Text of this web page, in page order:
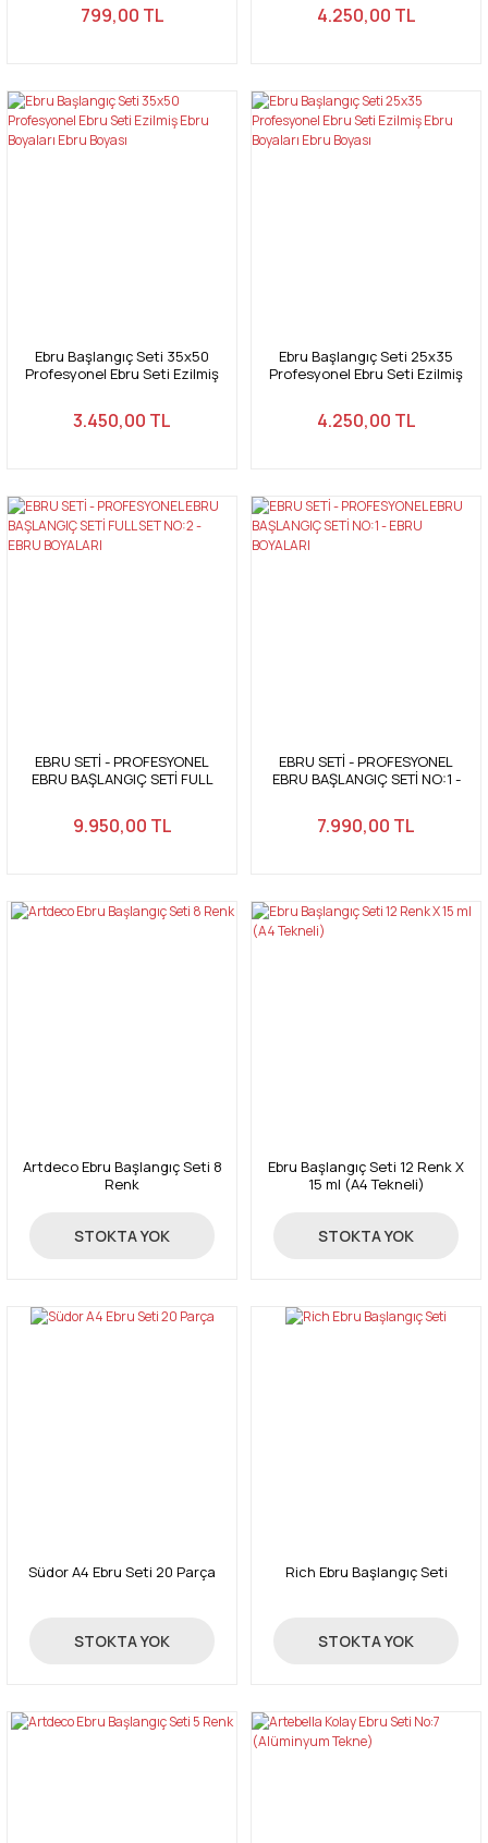
799,00 TL 4.250,00 TL
Ebru Başlangıç Seti 35x50
Profesyonel Ebru Seti Ezilmiş
3.450,00 TL
Ebru Başlangıç Seti 25x35
Profesyonel Ebru Seti Ezilmiş
4.250,00 TL
EBRU SETİ - PROFESYONEL
EBRU BAŞLANGIÇ SETİ FULL
9.950,00 TL
EBRU SETİ - PROFESYONEL
EBRU BAŞLANGIÇ SETİ NO:1 -
7.990,00 TL
Artdeco Ebru Başlangıç Seti 8
Renk
795,00 TL
STOKTA YOK
Ebru Başlangıç Seti 12 Renk X
15 ml (A4 Tekneli)
650,00 TL
STOKTA YOK
Südor A4 Ebru Seti 20 Parça
479,00 TL
STOKTA YOK
Rich Ebru Başlangıç Seti
374,00 TL
STOKTA YOK